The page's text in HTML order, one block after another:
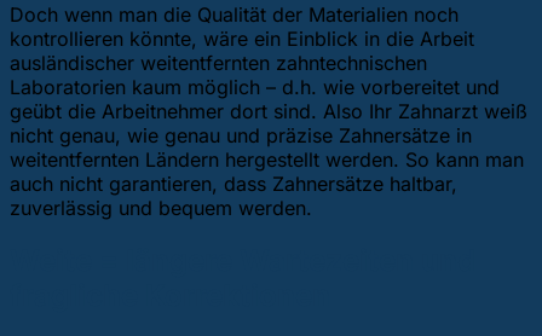
Doch wenn man die Qualität der Materialien noch
kontrollieren könnte, wäre ein Einblick in die Arbeit
ausländischer weitentfernten zahntechnischen
Laboratorien kaum möglich – d.h. wie vorbereitet und
geübt die Arbeitnehmer dort sind. Also Ihr Zahnarzt weiß
nicht genau, wie genau und präzise Zahnersätze in
weitentfernten Ländern hergestellt werden. So kann man
auch nicht garantieren, dass Zahnersätze haltbar,
zuverlässig und bequem werden.